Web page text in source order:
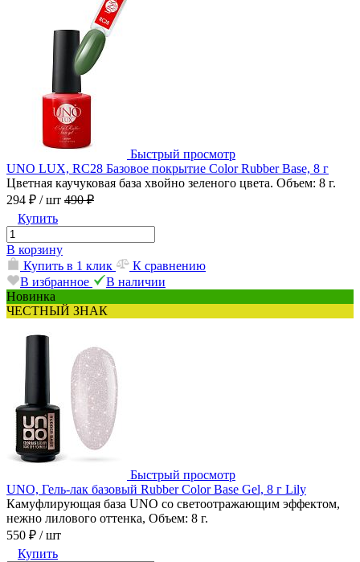
Быстрый просмотр
UNO LUX, RC28 Базовое покрытие Color Rubber Base, 8 г
Цветная каучуковая база хвойно зеленого цвета. Объем: 8 г.
294 ₽ / шт 490 ₽
Купить
В корзину
Купить в 1 клик
К сравнению
В избранное
В наличии
Новинка
ЧЕСТНЫЙ ЗНАК
Быстрый просмотр
UNO, Гель-лак базовый Rubber Color Base Gel, 8 г Lily
Камуфлирующая база UNO со светоотражающим эффектом,
нежно лилового оттенка, Объем: 8 г.
550 ₽ / шт
Купить